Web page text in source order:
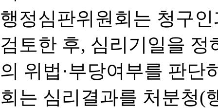
행정심판위원회는 청구
검토한 후, 심리기일을 정
의 위법·부당여부를 판단
회는 심리결과를 처분청(